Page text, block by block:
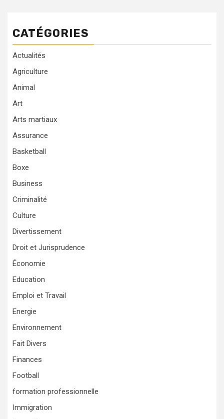
CATÉGORIES
Actualités
Agriculture
Animal
Art
Arts martiaux
Assurance
Basketball
Boxe
Business
Criminalité
Culture
Divertissement
Droit et Jurisprudence
Économie
Education
Emploi et Travail
Energie
Environnement
Fait Divers
Finances
Football
formation professionnelle
Immigration